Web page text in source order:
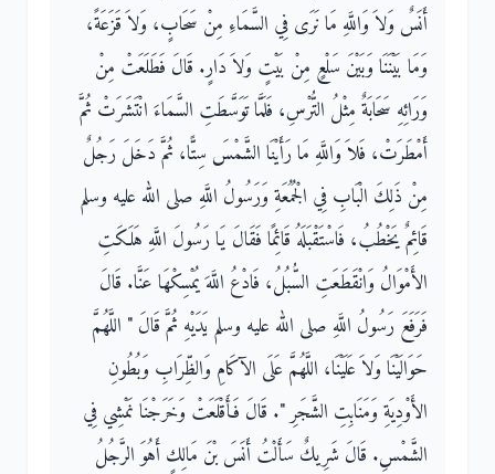
أَنَسٌ وَلاَ وَاللَّهِ مَا نَرَى فِي السَّمَاءِ مِنْ سَحَابٍ، وَلاَ قَزَعَةً،
وَمَا بَيْنَنَا وَبَيْنَ سَلْعٍ مِنْ بَيْتٍ وَلاَ دَارٍ‏.‏ قَالَ فَطَلَعَتْ مِنْ
وَرَائِهِ سَحَابَةٌ مِثْلُ التُّرْسِ، فَلَمَّا تَوَسَّطَتِ السَّمَاءَ انْتَشَرَتْ ثُمَّ
أَمْطَرَتْ، فَلاَ وَاللَّهِ مَا رَأَيْنَا الشَّمْسَ سِتًّا، ثُمَّ دَخَلَ رَجُلٌ
مِنْ ذَلِكَ الْبَابِ فِي الْجُمُعَةِ وَرَسُولُ اللَّهِ صلى الله عليه وسلم
قَائِمٌ يَخْطُبُ، فَاسْتَقْبَلَهُ قَائِمًا فَقَالَ يَا رَسُولَ اللَّهِ هَلَكَتِ
الأَمْوَالُ وَانْقَطَعَتِ السُّبُلُ، فَادْعُ اللَّهَ يُمْسِكْهَا عَنَّا‏.‏ قَالَ
فَرَفَعَ رَسُولُ اللَّهِ صلى الله عليه وسلم يَدَيْهِ ثُمَّ قَالَ ‏"‏ اللَّهُمَّ
حَوَالَيْنَا وَلاَ عَلَيْنَا، اللَّهُمَّ عَلَى الآكَامِ وَالظِّرَابِ وَبُطُونِ
الأَوْدِيَةِ وَمَنَابِتِ الشَّجَرِ ‏"‏‏.‏ قَالَ فَأَقْلَعَتْ وَخَرَجْنَا نَمْشِي فِي
الشَّمْسِ‏.‏ قَالَ شَرِيكٌ سَأَلْتُ أَنَسَ بْنَ مَالِكٍ أَهُوَ الرَّجُلُ